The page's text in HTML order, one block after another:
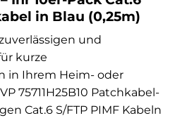
in Blau (0,25m)
und
kurze
in Ihrem Heim- oder
75711H25B10 Patchkabel-
Cat.6 S/FTP PIMF Kabeln